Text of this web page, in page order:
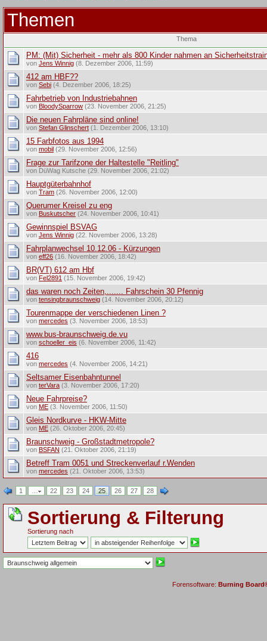
Themen
Thema
PM: (Mit) Sicherheit - mehr als 800 Kinder nahmen an
von Jens Winnig(8. Dezember 2006, 11:59)
412 am HBF??
von Sebi(4. Dezember 2006, 18:25)
Fahrbetrieb von Industriebahnen
von BloodySparrow(23. November 2006, 21:25)
Die neuen Fahrpläne sind online!
von Stefan Glinschert(1. Dezember 2006, 13:10)
15 Farbfotos aus 1994
von mobil (29. November 2006, 12:56)
Frage zur Tarifzone der Haltestelle "Reitling"
von DüWag Kutsche (29. November 2006, 21:02)
Hauptgüterbahnhof
von Tram(26. November 2006, 12:00)
Querumer Kreisel zu eng
von Buskutscher(24. November 2006, 10:41)
Gewinnspiel BSVAG
von Jens Winnig(22. November 2006, 13:28)
Fahrplanwechsel 10.12.06 - Kürzungen
von eff26(16. November 2006, 18:42)
BR(VT) 612 am Hbf
von Fel2891(15. November 2006, 19:42)
das waren noch Zeiten,....... Fahrschein 30 Pfennig
von tensingbraunschweig(14. November 2006, 20:12)
Tourenmappe der verschiedenen Linen ?
von mercedes (3. November 2006, 18:53)
www.bus-braunschweig.de.vu
von schoeller_eis (6. November 2006, 11:42)
416
von mercedes (4. November 2006, 14:21)
Seltsamer Eisenbahntunnel
von terVara(3. November 2006, 17:20)
Neue Fahrpreise?
von ME(3. November 2006, 11:50)
Gleis Nordkurve - HKW-Mitte
von ME(26. Oktober 2006, 20:45)
Braunschweig - Großstadtmetropole?
von BSFAN (21. Oktober 2006, 21:19)
Betreff Tram 0051 und Streckenverlauf r.Wenden
von mercedes (21. Oktober 2006, 13:53)
1 22 23 24 25 26 27 28
Sortierung & Filterung
Sortierung nach
Forensoftware: Burning